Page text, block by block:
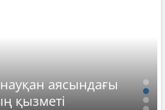
аясындағы
қызметі